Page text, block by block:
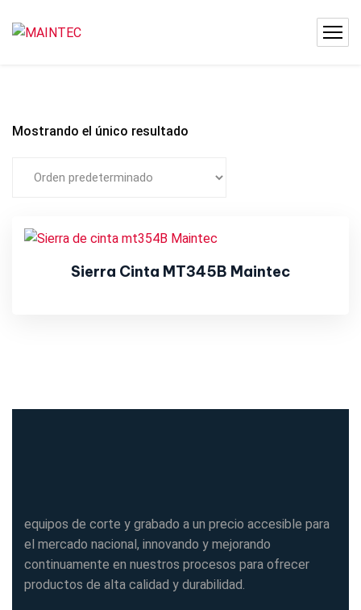
Mostrando el único resultado
Sierra Cinta MT345B Maintec
equipos de corte y grabado a un precio accesible para
el mercado nacional, innovando y mejorando
continuamente en nuestros procesos para ofrecer
productos de alta calidad y durabilidad.